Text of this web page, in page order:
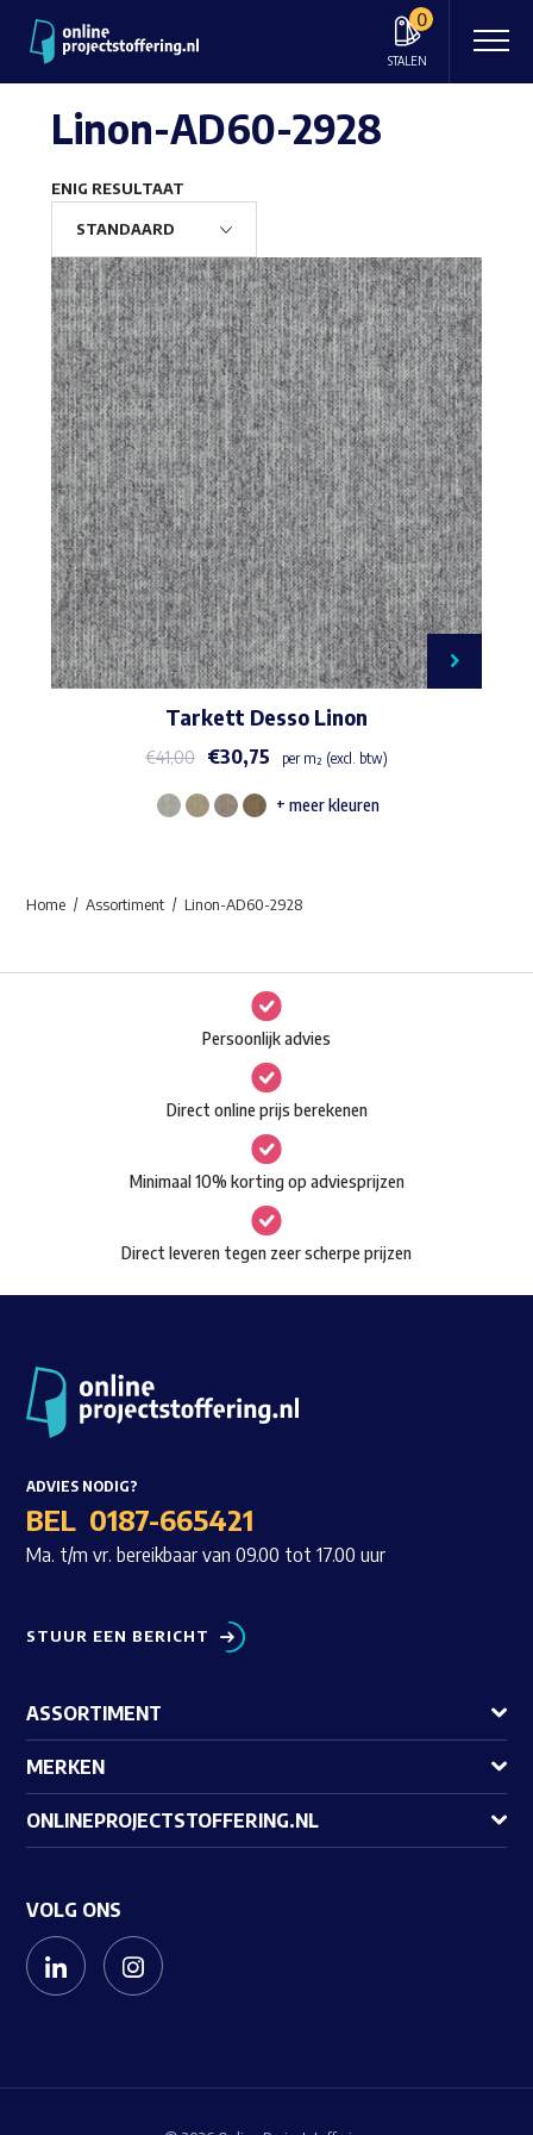
0
STALEN
Waar ben je naar op zoek?
Linon-AD60-2928
ENIG RESULTAAT
Tarkett Desso Linon
€41,00 €30,75 per m² (excl. btw)
Dit
Deze
optie
kan
gekozen
worden
op
de
productpagina
+ meer kleuren
Home Assortiment Linon-AD60-2928
Persoonlijk advies
Direct online prijs berekenen
Minimaal 10% korting op adviesprijzen
Direct leveren tegen zeer scherpe prijzen
ADVIES NODIG?
BEL 0187-665421
Ma. t/m vr. bereikbaar van 09.00 tot 17.00 uur
STUUR EEN BERICHT
ASSORTIMENT
MERKEN
ONLINEPROJECTSTOFFERING.NL
VOLG ONS